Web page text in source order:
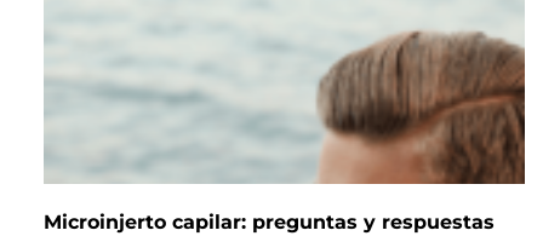
Microinjerto capilar: preguntas y respuestas